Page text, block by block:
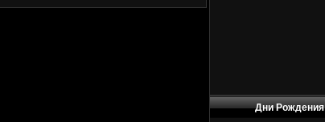
Дни Рождения